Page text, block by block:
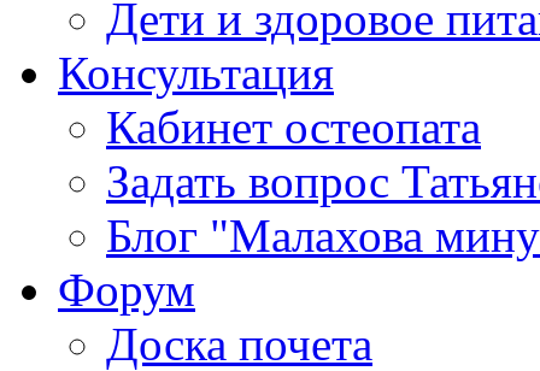
Дети и здоровое
Консультация
Кабинет остеопата
Задать вопрос
Блог "Малахова
Форум
Доска почета